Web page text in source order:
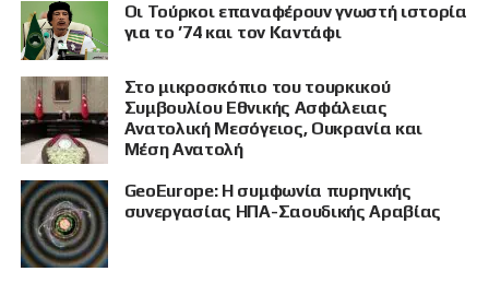
Οι Τούρκοι επαναφέρουν γνωστή ιστορία
για το ’74 και τον Καντάφι
Στο μικροσκόπιο του τουρκικού
Συμβουλίου Εθνικής Ασφάλειας
Ανατολική Μεσόγειος, Ουκρανία και
Μέση Ανατολή
GeoEurope: Η συμφωνία πυρηνικής
συνεργασίας ΗΠΑ-Σαουδικής Αραβίας